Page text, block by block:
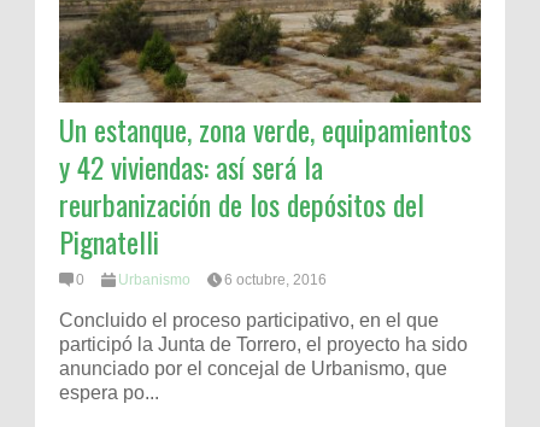
Un estanque, zona verde, equipamientos
y 42 viviendas: así será la
reurbanización de los depósitos del
Pignatelli
0 Urbanismo 6 octubre, 2016
Concluido el proceso participativo, en el que
participó la Junta de Torrero, el proyecto ha sido
anunciado por el concejal de Urbanismo, que
espera po...